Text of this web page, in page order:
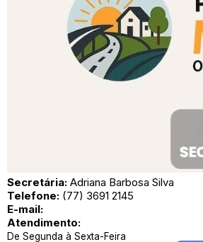
Secretária: Adriana Barbosa Silva
Telefone: (77) 3691 2145
E-mail:
Atendimento:
De Segunda à Sexta-Feira